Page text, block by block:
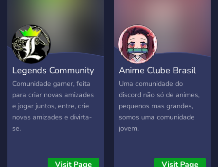
Legends Community
Comunidade gamer, feita
para criar novas amizades
e jogar juntos, entre, crie
novas amizades e divirta-
se.
Visit Page
Anime Clube Brasil
Uma comunidade do
discord não só de animes,
pequenos mas grandes,
somos uma comunidade
jovem.
Visit Page